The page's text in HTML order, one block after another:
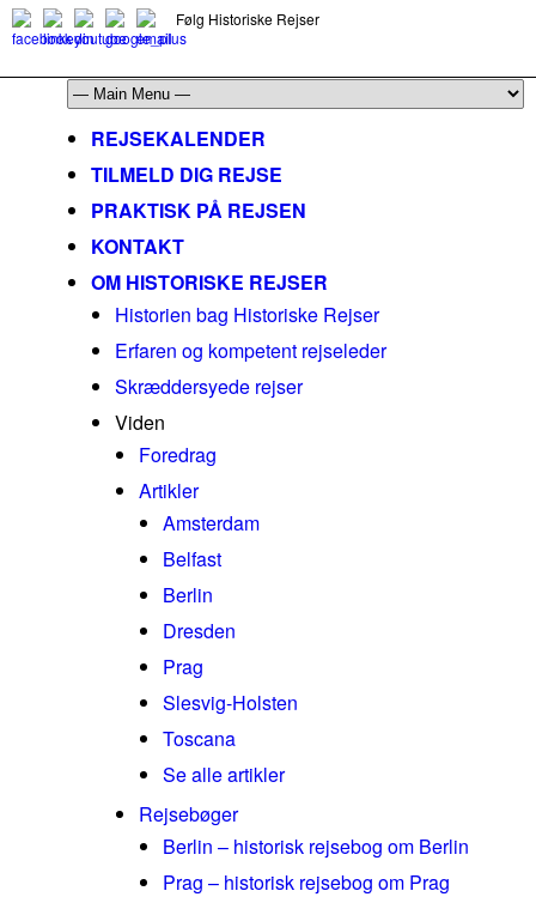
Følg Historiske Rejser
REJSEKALENDER
TILMELD DIG REJSE
PRAKTISK PÅ REJSEN
KONTAKT
OM HISTORISKE REJSER
Historien bag Historiske Rejser
Erfaren og kompetent rejseleder
Skræddersyede rejser
Viden
Foredrag
Artikler
Amsterdam
Belfast
Berlin
Dresden
Prag
Slesvig-Holsten
Toscana
Se alle artikler
Rejsebøger
Berlin – historisk rejsebog om Berlin
Prag – historisk rejsebog om Prag